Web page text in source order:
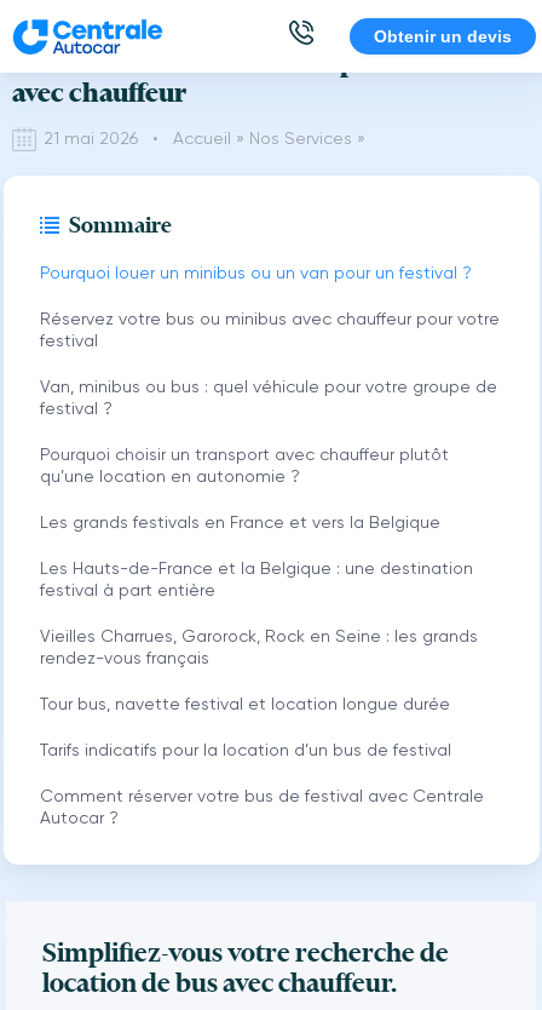
Aller
au
contenu
Obtenir un devis
Location de bus et minibus pour festival
avec chauffeur
21 mai 2026 • Accueil » Nos Services »
Sommaire
Pourquoi louer un minibus ou un van pour un festival ?
Réservez votre bus ou minibus avec chauffeur pour votre
festival
Van, minibus ou bus : quel véhicule pour votre groupe de
festival ?
Pourquoi choisir un transport avec chauffeur plutôt
qu’une location en autonomie ?
Les grands festivals en France et vers la Belgique
Les Hauts-de-France et la Belgique : une destination
festival à part entière
Vieilles Charrues, Garorock, Rock en Seine : les grands
rendez-vous français
Tour bus, navette festival et location longue durée
Tarifs indicatifs pour la location d’un bus de festival
Comment réserver votre bus de festival avec Centrale
Autocar ?
Simplifiez-vous votre recherche de
location de bus avec chauffeur.